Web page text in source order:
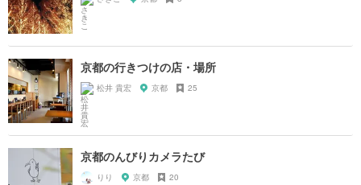
京都の行きつけの店・場所
松井 貴宏 京都 25
京都のんびりカメラたび
りり 京都 20